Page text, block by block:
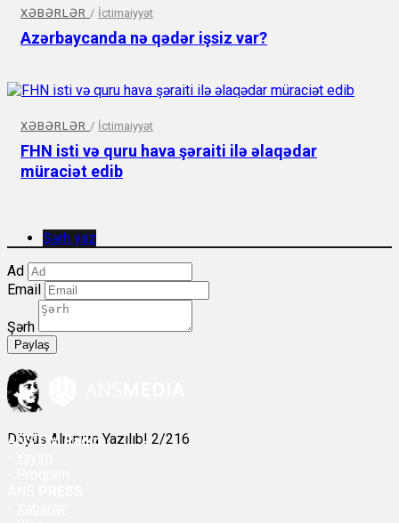
XƏBƏRLƏR / İctimaiyyət
Azərbaycanda nə qədər işsiz var?
XƏBƏRLƏR / İctimaiyyət
FHN isti və quru hava şəraiti ilə əlaqədar
müraciət edib
Şərh yaz
Ad
Email
Şərh
Paylaş
Döyüş Alnınıza Yazılıb! 2/216
ANSÇM Radio